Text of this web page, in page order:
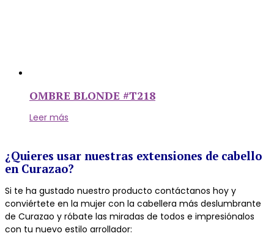
OMBRE BLONDE #T218
Leer más
¿Quieres usar nuestras extensiones de cabello
en Curazao?
Si te ha gustado nuestro producto contáctanos hoy y
conviértete en la mujer con la cabellera más deslumbrante
de Curazao y róbate las miradas de todos e impresiónalos
con tu nuevo estilo arrollador: